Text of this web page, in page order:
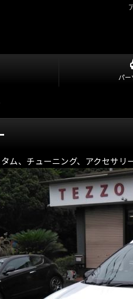
パ
ム、チューニング、アクセサ